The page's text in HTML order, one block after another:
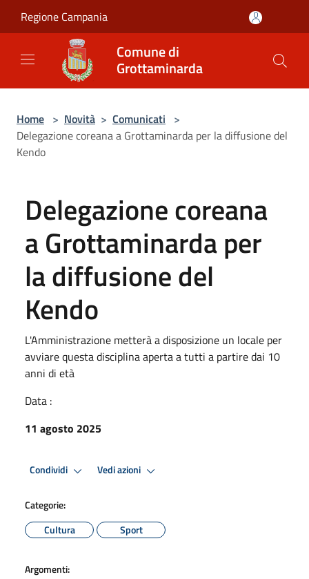
Regione Campania
Comune di
Grottaminarda
Home > Novità > Comunicati >
Delegazione coreana a Grottaminarda per la diffusione del
Kendo
Delegazione coreana
a Grottaminarda per
la diffusione del
Kendo
L'Amministrazione metterà a disposizione un locale per
avviare questa disciplina aperta a tutti a partire dai 10
anni di età
Data :
11 agosto 2025
Condividi Vedi azioni
Categorie:
Cultura
Sport
Argomenti: